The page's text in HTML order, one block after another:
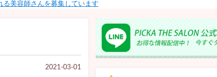
る美容師さんを募集しています
2021-03-01